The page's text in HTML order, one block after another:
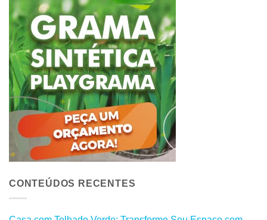
CONTEÚDOS RECENTES